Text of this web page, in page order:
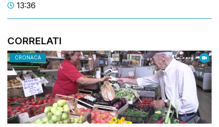
13:36
CORRELATI
CRONACA